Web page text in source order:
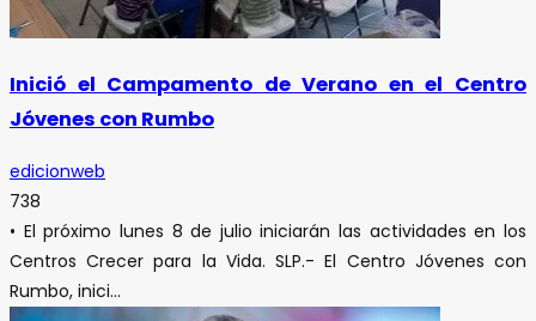
Inició el Campamento de Verano en el Centro
Jóvenes con Rumbo
edicionweb
738
• El próximo lunes 8 de julio iniciarán las actividades en los
Centros Crecer para la Vida. SLP.- El Centro Jóvenes con
Rumbo, inici...